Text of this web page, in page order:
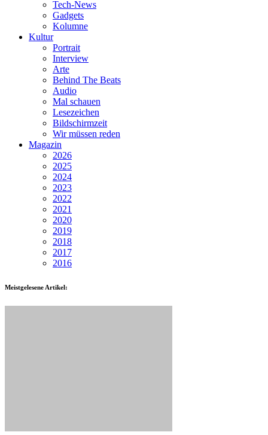
Tech-News
Gadgets
Kolumne
Kultur
Portrait
Interview
Arte
Behind The Beats
Audio
Mal schauen
Lesezeichen
Bildschirmzeit
Wir müssen reden
Magazin
2026
2025
2024
2023
2022
2021
2020
2019
2018
2017
2016
Meistgelesene Artikel: